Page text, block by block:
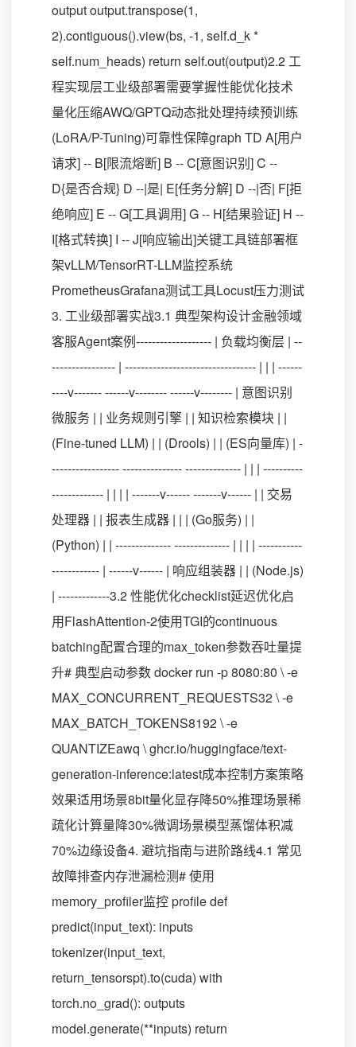
output output.transpose(1,
2).contiguous().view(bs, -1, self.d_k *
self.num_heads) return self.out(output)2.2 工
程实现层工业级部署需要掌握性能优化技术
量化压缩AWQ/GPTQ动态批处理持续预训练
(LoRA/P-Tuning)可靠性保障graph TD A[用户
请求] -- B[限流熔断] B -- C[意图识别] C --
D{是否合规} D --|是| E[任务分解] D --|否| F[拒
绝响应] E -- G[工具调用] G -- H[结果验证] H --
I[格式转换] I -- J[响应输出]关键工具链部署框
架vLLM/TensorRT-LLM监控系统
PrometheusGrafana测试工具Locust压力测试
3. 工业级部署实战3.1 典型架构设计金融领域
客服Agent案例------------------- | 负载均衡层 | --
---------------- | --------------------------------- | | | ------
----v------- ------v-------- ------v-------- | 意图识别
微服务 | | 业务规则引擎 | | 知识检索模块 | |
(Fine-tuned LLM) | | (Drools) | | (ES向量库) | -
----------------- --------------- -------------- | | | ----------
------------- | | | | -------v------ -------v------ | | 交易
处理器 | | 报表生成器 | | | (Go服务) | |
(Python) | | -------------- -------------- | | | | -----------
------------ | ------v------ | 响应组装器 | | (Node.js)
| -------------3.2 性能优化checklist延迟优化启
用FlashAttention-2使用TGI的continuous
batching配置合理的max_token参数吞吐量提
升# 典型启动参数 docker run -p 8080:80 \ -e
MAX_CONCURRENT_REQUESTS32 \ -e
MAX_BATCH_TOKENS8192 \ -e
QUANTIZEawq \ ghcr.io/huggingface/text-
generation-inference:latest成本控制方案策略
效果适用场景8bit量化显存降50%推理场景稀
疏化计算量降30%微调场景模型蒸馏体积减
70%边缘设备4. 避坑指南与进阶路线4.1 常见
故障排查内存泄漏检测# 使用
memory_profiler监控 profile def
predict(input_text): inputs
tokenizer(input_text,
return_tensorspt).to(cuda) with
torch.no_grad(): outputs
model.generate(**inputs) return